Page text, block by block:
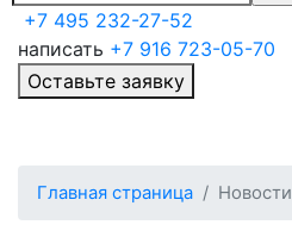
+7 495 232-27-52
написать +7 916 723-05-70
Оставьте заявку
Главная страница Новости